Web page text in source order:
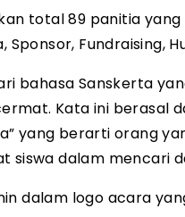
total 89 panitia
Sponsor, Fundraising,
bahasa Sanskerta
Kata ini berasal
yang berarti orang
siswa dalam mencari
dalam logo acara